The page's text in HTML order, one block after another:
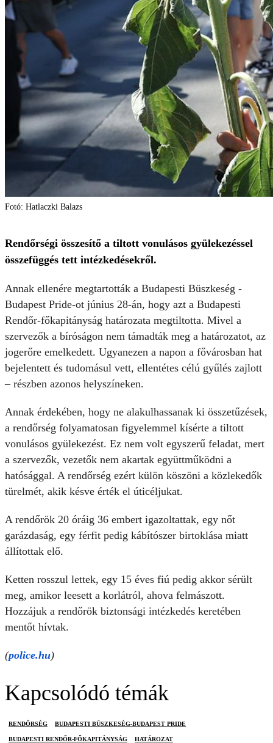
Fotó: Hatlaczki Balazs
Rendőrségi összesítő a tiltott vonulásos gyülekezéssel
összefüggés tett intézkedésekről.
Annak ellenére megtartották a Budapesti Büszkeség -
Budapest Pride-ot június 28-án, hogy azt a Budapesti
Rendőr-főkapitányság határozata megtiltotta. Mivel a
szervezők a bíróságon nem támadták meg a határozatot, az
jogerőre emelkedett. Ugyanezen a napon a fővárosban hat
bejelentett és tudomásul vett, ellentétes célú gyűlés zajlott
– részben azonos helyszíneken.
Annak érdekében, hogy ne alakulhassanak ki összetűzések,
a rendőrség folyamatosan figyelemmel kísérte a tiltott
vonulásos gyülekezést. Ez nem volt egyszerű feladat, mert
a szervezők, vezetők nem akartak együttműködni a
hatósággal. A rendőrség ezért külön köszöni a közlekedők
türelmét, akik késve érték el úticéljukat.
A rendőrök 20 óráig 36 embert igazoltattak, egy nőt
garázdaság, egy férfit pedig kábítószer birtoklása miatt
állítottak elő.
Ketten rosszul lettek, egy 15 éves fiú pedig akkor sérült
meg, amikor leesett a korlátról, ahova felmászott.
Hozzájuk a rendőrök biztonsági intézkedés keretében
mentőt hívtak.
(police.hu)
Kapcsolódó témák
RENDŐRSÉG BUDAPESTI BÜSZKESÉG-BUDAPEST PRIDE
BUDAPESTI RENDŐR-FŐKAPITÁNYSÁG HATÁROZAT